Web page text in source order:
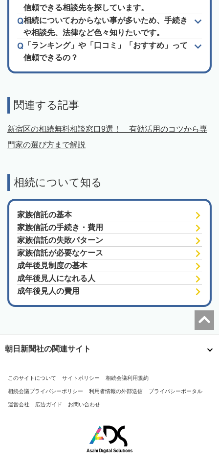
信頼できる相談先を探しています。
相続についてわからない事が多いため、手続き
や相談先、法律など色々知りたいです。
「ランキング」や「口コミ」「おすすめ」って
信頼できるの？
関連する記事
新宿区の相続無料相談窓口9選！ 有効活用のコツから専
門家の選び方まで解説
相続について知る
家族信託の基本
家族信託の手続き・費用
家族信託の失敗パターン
家族信託が必要なケース
成年後見制度の基本
成年後見人になれる人
成年後見人の費用
朝日新聞社の関連サイト
このサイトについて サイトポリシー 相続会議利用規約
相続会議プライバシーポリシー 利用者情報の外部送信 プライバシーポータル
運営会社 広告ガイド お問い合わせ